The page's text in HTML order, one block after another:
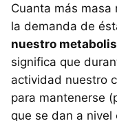
Cuanta más masa
la demanda de
nuestro
significa que
actividad nuestro
para mantenerse
que se dan a nivel